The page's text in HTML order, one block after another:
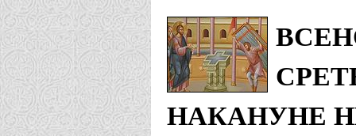
НАКАНУНЕ